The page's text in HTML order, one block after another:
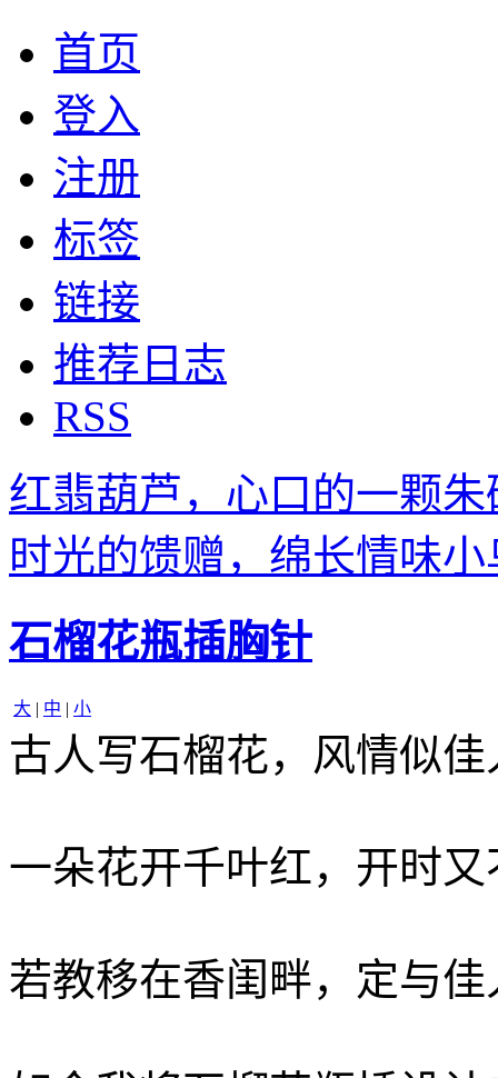
首页
登入
注册
标签
链接
推荐日志
RSS
红翡葫芦，心口的一颗朱
时光的馈赠，绵长情味
石榴花瓶插胸针
大 | 中 | 小
古人写石榴花，风情似佳
一朵花开千叶红，开时
若教移在香闺畔，定与